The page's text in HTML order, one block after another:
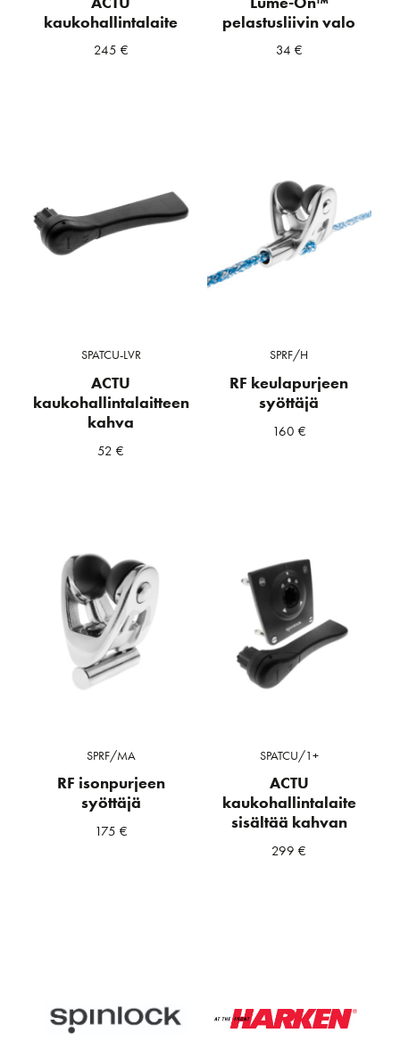
kaukohallintalaite
245 €
pelastusliivin valo
34 €
SPATCU-LVR
ACTU
kaukohallintalaitteen
kahva
52€
SPRF/H
RF keulapurjeen
syöttäjä
160 €
SPRF/MA
RF isonpurjeen
syöttäjä
175 €
SPATCU/1+
ACTU
kaukohallintalaite
sisältää kahvan
299€